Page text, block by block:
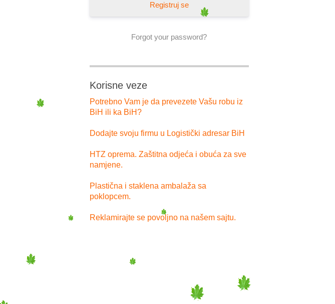
Registruj se
Forgot your password?
Korisne veze
Potrebno Vam je da prevezete Vašu robu iz
BiH ili ka BiH?
Dodajte svoju firmu u Logistički adresar BiH
HTZ oprema. Zaštitna odjeća i obuća za sve
namjene.
Plastična i staklena ambalaža sa
poklopcem.
Reklamirajte se povoljno na našem sajtu.